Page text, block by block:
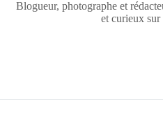
Blogueur, photographe et
et curieux